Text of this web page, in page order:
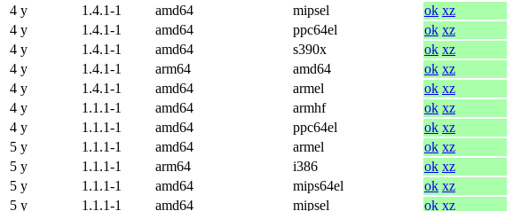
4 y
1.4.1-1 amd64 mipsel ok xz
4 y
1.4.1-1 amd64 ppc64el ok xz
4 y
1.4.1-1 amd64 s390x ok xz
4 y
1.4.1-1 arm64 amd64 ok xz
4 y
1.4.1-1 amd64 armel ok xz
4 y
1.1.1-1 amd64 armhf ok xz
4 y
1.1.1-1 amd64 ppc64el ok xz
5 y
1.1.1-1 amd64 armel ok xz
5 y
1.1.1-1 arm64 i386 ok xz
5 y
1.1.1-1 amd64 mips64el ok xz
5 y
1.1.1-1 amd64 mipsel ok xz